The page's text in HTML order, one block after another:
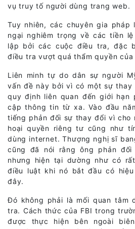
vụ truy tố người dùng trang web.
Tuy nhiên, các chuyên gia
ngại nghiêm trọng về các tiền
lập bởi các cuộc điều tra, đặc
điều tra vượt quá thẩm quyền của
Liên minh tự do dân sự người
vấn đề này bởi vì có một sự
quy định liên quan đến giới hạn
cập thông tin từ xa. Vào đầu
tiếng phản đối sự thay đổi vì cho
hoại quyền riêng tư cũng như
dùng internet. Thượng nghị sĩ
cũng đã nói rằng ông phản
nhưng hiện tại dường như có
điều luật khi nó bắt đầu có
đây.
Đó không phải là mối quan tâm
tra. Cách thức của FBI trong
được thực hiện bên ngoài